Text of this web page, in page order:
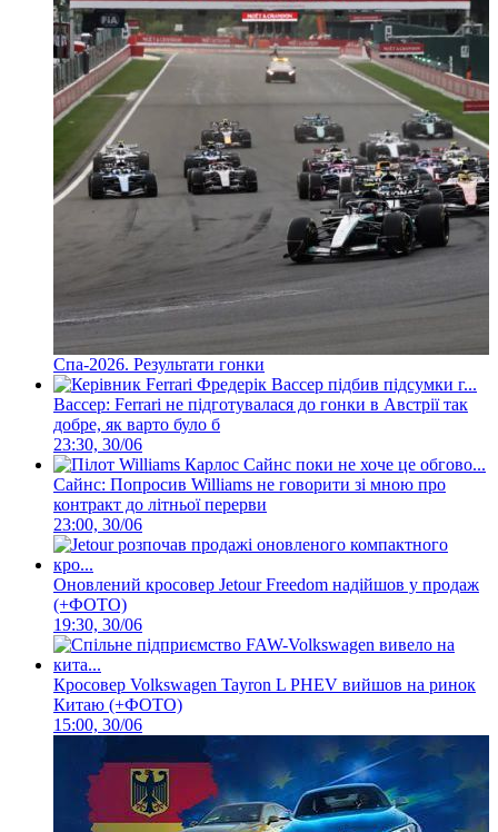
Спа-2026. Результати гонки
Вассер: Ferrari не підготувалася до гонки в Австрії так
добре, як варто було б
23:30, 30/06
Сайнс: Попросив Williams не говорити зі мною про
контракт до літньої перерви
23:00, 30/06
Оновлений кросовер Jetour Freedom надійшов у продаж
(+ФОТО)
19:30, 30/06
Кросовер Volkswagen Tayron L PHEV вийшов на ринок
Китаю (+ФОТО)
15:00, 30/06